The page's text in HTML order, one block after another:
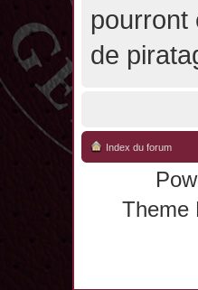
pourront
de
Index du forum
Theme